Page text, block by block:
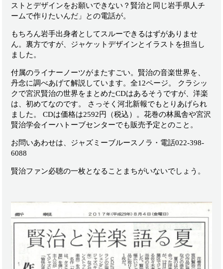
ストとデザインをお願いできない？賢治と同じ岩手県人チ
ームで作りたいんだ」との電話が。
もちろん岩手出身者としてスルーできるはずがありませ
ん。裏方ですが、ジャケットデザインとイラストを担当し
ました。
付属のライナーノーツがまたすごい。賢治の音楽世界を、
丹念に調べあげて解説しています。全12ページ。 クラシッ
クで宮沢賢治の世界をまとめたCDはあるそうですが、洋楽
は、初めてなのです。 さっそく河北新報でもとりあげられ
ました。 CDは価格は2592円（税込）。花巻の林風舎や宮沢
賢治学会イーハトーブセンターでも販売予定とのこと。
お問いあわせは、ジャズミーブルースノラ・電話022-398-
6088
賢治ファン必聴の一枚となることまちがいないでしょう。